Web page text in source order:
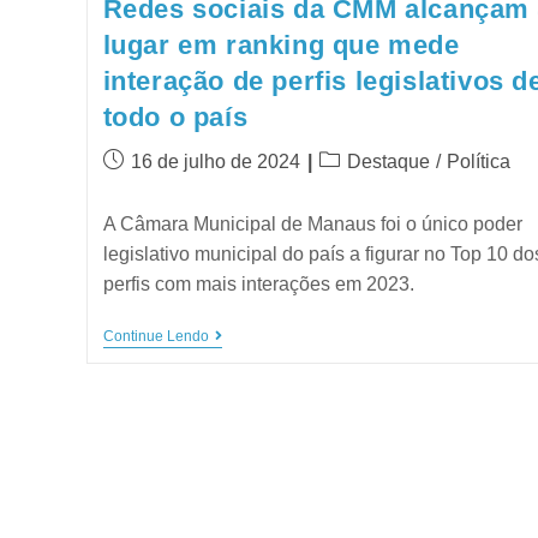
Redes sociais da CMM alcançam
lugar em ranking que mede
interação de perfis legislativos
todo o país
16 de julho de 2024 Destaque / Política
A Câmara Municipal de Manaus foi o único poder
legislativo municipal do país a figurar no Top 10
perfis com mais interações em 2023.
Continue Lendo